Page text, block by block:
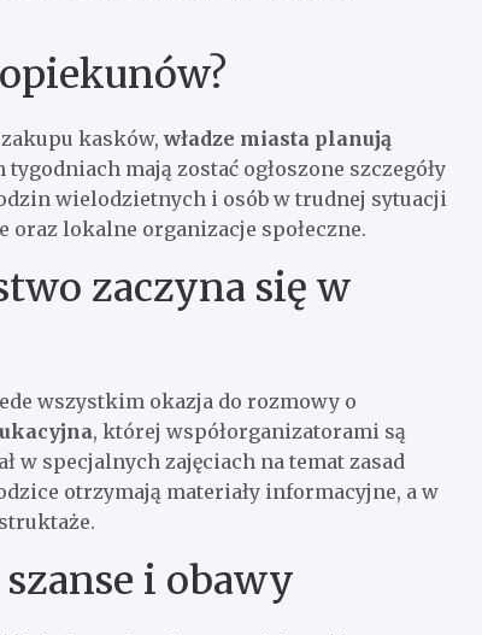
kasków,władze miasta planują
tygodniach mają zostać ogłoszone szczegóły
wielodzietnych i osób w trudnej sytuacji
oraz lokalne organizacje społeczne.
zaczyna się w
wszystkim okazja do rozmowy o
, której współorganizatorami są
w specjalnych zajęciach na temat zasad
otrzymają materiały informacyjne, a w
i obawy